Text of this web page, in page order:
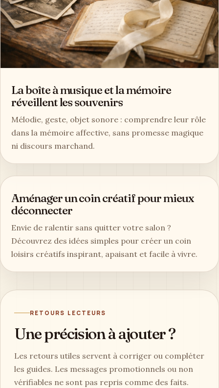
La boîte à musique et la mémoire
réveillent les souvenirs
Mélodie, geste, objet sonore : comprendre leur rôle
dans la mémoire affective, sans promesse magique
ni discours marchand.
Aménager un coin créatif pour mieux
déconnecter
Envie de ralentir sans quitter votre salon ?
Découvrez des idées simples pour créer un coin
loisirs créatifs inspirant, apaisant et facile à vivre.
RETOURS LECTEURS
Une précision à ajouter ?
Les retours utiles servent à corriger ou compléter
les guides. Les messages promotionnels ou non
vérifiables ne sont pas repris comme des faits.